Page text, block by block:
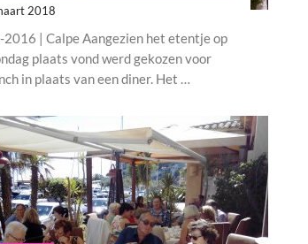
2018
2016 | Calpe Aangezien het etentje op
plaats vond werd gekozen voor
in plaats van een diner. Het …